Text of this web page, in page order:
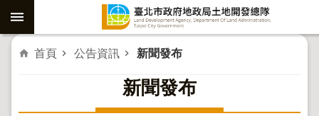
跳到主要內容區塊
進 首頁 公告資訊 新聞發布
新聞發布